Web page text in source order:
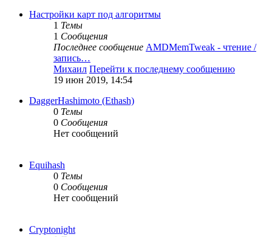
Настройки карт под алгоритмы
1 Темы
1 Сообщения
Последнее сообщение AMDMemTweak - чтение /
запись…
Михаил Перейти к последнему сообщению
19 июн 2019, 14:54
DaggerHashimoto (Ethash)
0 Темы
0 Сообщения
Нет сообщений
Equihash
0 Темы
0 Сообщения
Нет сообщений
Cryptonight